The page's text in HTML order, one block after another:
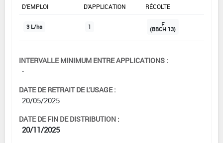
D'EMPLOI
D'APPLICATION
RÉCOLTE
3 L/ha 1 F
(BBCH 13)
INTERVALLE MINIMUM ENTRE APPLICATIONS :
-
DATE DE RETRAIT DE L'USAGE :
20/05/2025
DATE DE FIN DE DISTRIBUTION :
20/11/2025